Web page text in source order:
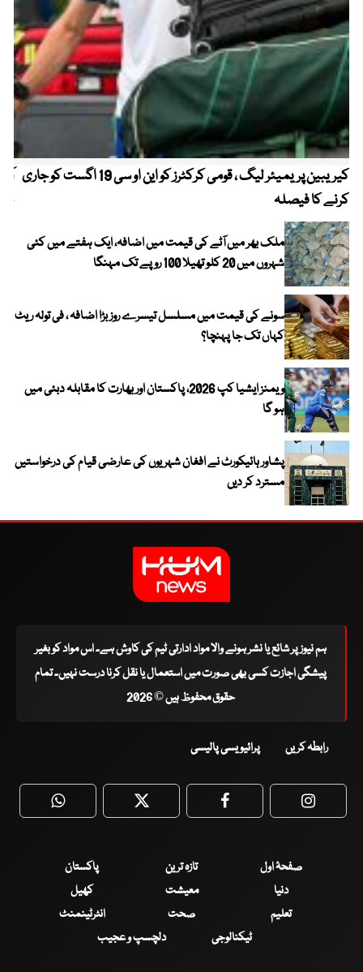
کیریبین پریمیئر لیگ ، قومی کرکٹرز کو این او سی 19 اگست کو جاری
کرنے کا فیصلہ
ملک بھر میں آٹے کی قیمت میں اضافہ، ایک ہفتے میں کئی
شہروں میں 20 کلو تھیلا 100 روپے تک مہنگا
سونے کی قیمت میں مسلسل تیسرے روز بڑا اضافہ ، فی تولہ ریٹ
کہاں تک جا پہنچا؟
ویمنز ایشیا کپ 2026، پاکستان اور بھارت کا مقابلہ دبئی میں
ہو گا
پشاور ہائیکورٹ نے افغان شہریوں کی عارضی قیام کی درخواستیں
مسترد کر دیں
ہم نیوز پر شائع یا نشر ہونے والا مواد ادارتی ٹیم کی کاوش ہے۔ اس مواد کو بغیر
پیشگی اجازت کسی بھی صورت میں استعمال یا نقل کرنا درست نہیں۔ تمام
حقوق محفوظ ہیں © 2026
رابطہ کریں پرائیویسی پالیسی
WhatsApp Twitter Facebook
صفحۂ اول تازہ ترین
پاکستان
دنیا
معیشت
کھیل
تعلیم
صحت
انٹرٹینمنٹ
ٹیکنالوجی
دلچسپ و عجیب